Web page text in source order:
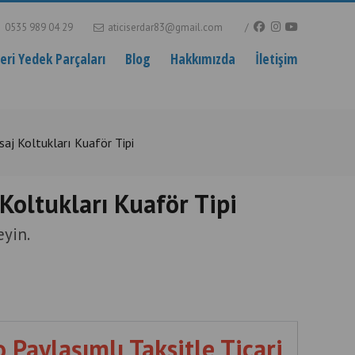
0535 989 04 29 aticiserdar83@gmail.com
Yedek Parçaları Blog Hakkımızda İletişim
Koltukları Kuaför Tipi
Koltukları Kuaför Tipi